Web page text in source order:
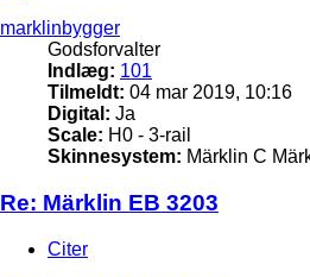
marklinbygger
Godsforvalter
Indlæg: 101
Tilmeldt: 04 mar 2019, 10:16
Digital: Ja
Scale: H0 - 3-rail
Skinnesystem: Märklin C
Re: Märklin EB 3203
Citer